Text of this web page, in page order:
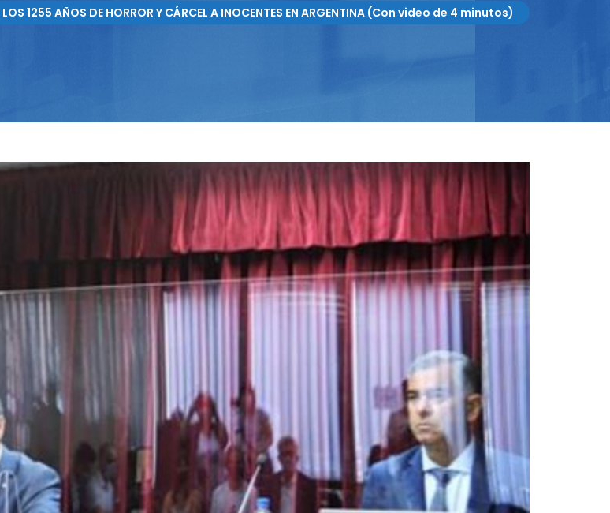
1255 AÑOS DE HORROR Y CÁRCEL A INOCENTES EN ARGENTINA (Con video de 4 minutos)